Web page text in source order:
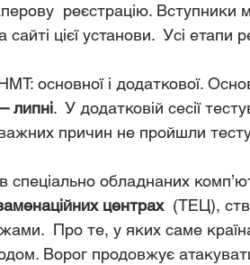
реєстрацію. Вступники
цієї установи.  Усі етапи
основної і додаткової.
липні.  У додатковій сесії
причин не пройшли
обладнаних
центрах
(ТЕЦ),
Про те, у яких саме
Ворог продовжує